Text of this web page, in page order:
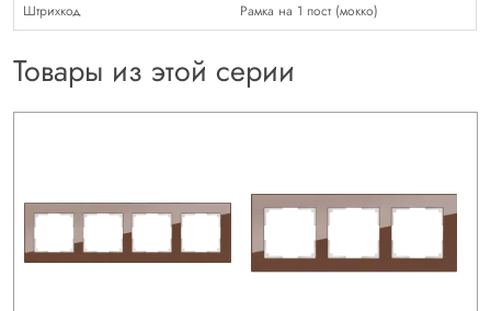
Штрихкод
Рамка на 1 пост (мокко)
Товары из этой серии